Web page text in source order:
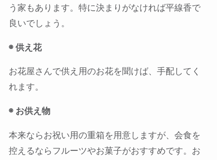
う家もあります。特に決まりがなければ平線香で
良いでしょう。
◉ 供え花
お花屋さんで供え用のお花を聞けば、手配してく
れます。
◉ お供え物
本来ならお祝い用の重箱を用意しますが、会食を
控えるならフルーツやお菓子がおすすめです。お